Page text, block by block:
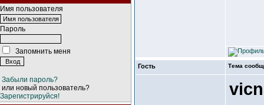
Имя пользователя
Пароль
Запомнить меня
Забыли пароль?
или новый пользователь?
Зарегистрируйся!
Гость Тема